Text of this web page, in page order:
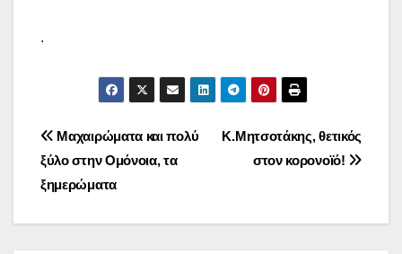
.
Πλοήγηση
άρθρων
Κ.Μητσοτάκης, θετικός
στον κορονοϊό!
Μαχαιρώματα και πολύ
ξύλο στην Ομόνοια, τα
ξημερώματα